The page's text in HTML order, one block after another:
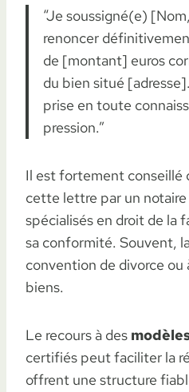
“Je soussigné(e)
renoncer
de [montant] euros
du bien situé
prise en toute
pression.”
Il est fortement conseillé
cette lettre par un
spécialisés en droit de la
sa conformité. Souvent,
convention de divorce ou
biens.
Le recours à des
certifiés peut faciliter la
offrent une structure